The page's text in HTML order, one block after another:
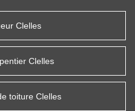
Clelles
Clelles
toiture Clelles